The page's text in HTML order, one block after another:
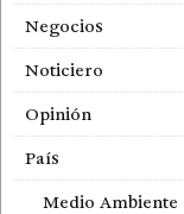
Negocios
Noticiero
Opinión
País
Medio Ambiente